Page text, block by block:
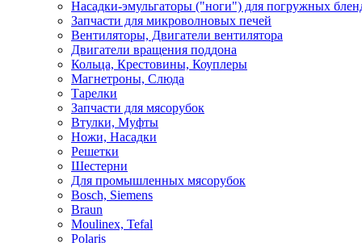
Насадки-эмульгаторы ("ноги") для погружных
Запчасти для микроволновых печей
Вентиляторы, Двигатели вентилятора
Двигатели вращения поддона
Кольца, Крестовины, Коуплеры
Магнетроны, Слюда
Тарелки
Запчасти для мясорубок
Втулки, Муфты
Ножи, Насадки
Решетки
Шестерни
Для промышленных мясорубок
Bosch, Siemens
Braun
Moulinex, Tefal
Polaris